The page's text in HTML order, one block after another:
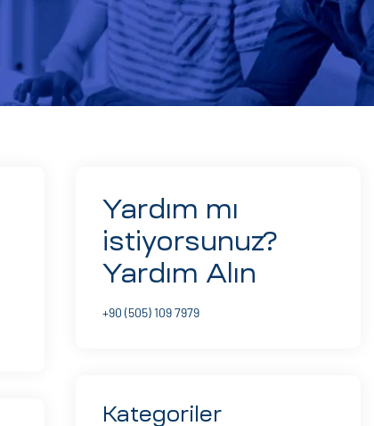
Yardım mı
istiyorsunuz?
Yardım Alın
+90 (505) 109 7979
Kategoriler